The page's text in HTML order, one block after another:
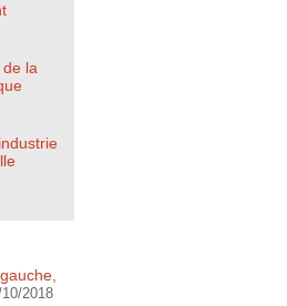
la
2018